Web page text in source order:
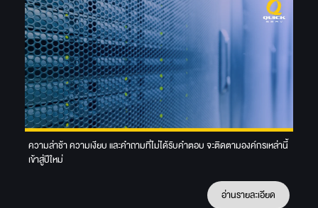
ความล่าช้า ความเงียบ และคำถามที่ไม่ได้รับคำตอบ จะติดตามองค์กรเหล่านี้
เข้าสู่ปีใหม่
อ่านรายละเอียด